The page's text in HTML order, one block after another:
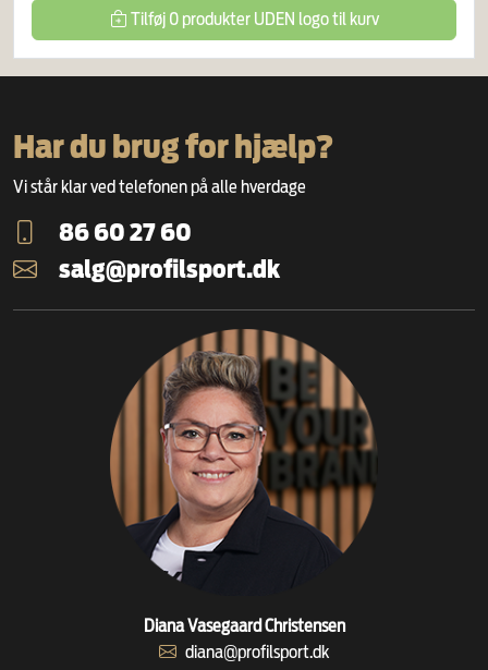
Tilføj 0produkter UDEN logotil kurv
Har du brug for hjælp?
Vi står klar ved telefonen på alle hverdage
86 60 27 60
salg@profilsport.dk
Diana Vasegaard Christensen
diana@profilsport.dk